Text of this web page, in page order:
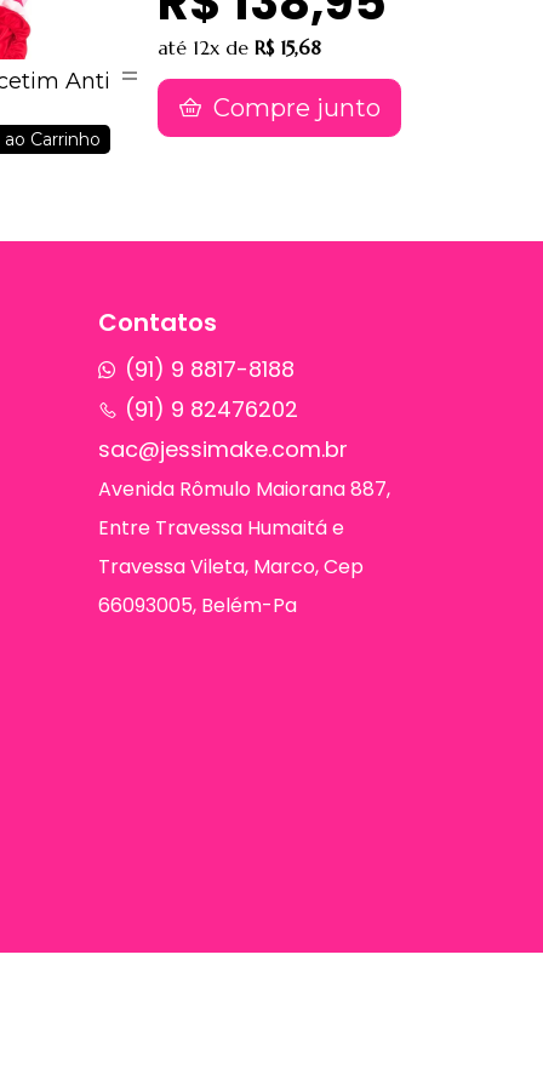
Anti
Carrinho
até 12x de R$ 15,68
Compre junto
Contatos
(91) 9 8817-8188
(91) 9 82476202
sac@jessimake.com.br
Avenida Rômulo Maiorana 887,
Entre Travessa Humaitá e
Travessa Vileta, Marco, Cep
66093005, Belém-Pa